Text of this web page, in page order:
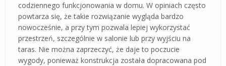
codziennego funkcjonowania w domu. W opiniach często
powtarza się, że takie rozwiązanie wygląda bardzo
nowocześnie, a przy tym pozwala lepiej wykorzystać
przestrzeń, szczególnie w salonie lub przy wyjściu na
taras. Nie można zaprzeczyć, że daje to poczucie
wygody, ponieważ konstrukcja została dopracowana pod